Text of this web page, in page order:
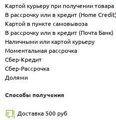
Картой курьеру при получении товара
В рассрочку или в кредит (Home Credit)
Картой в пункте самовывоза
В рассрочку или в кредит (Почта Банк)
Наличными или картой курьеру
Моментальная рассрочка
Сбер-Кредит
Сбер-Рассрочка
Долями
Способы получения
Доставка 500 руб